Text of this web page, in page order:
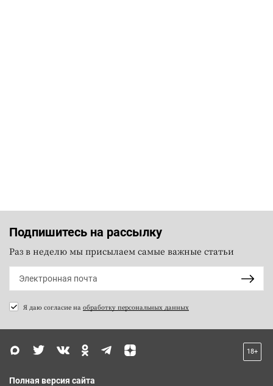
Подпишитесь на рассылку
Раз в неделю мы присылаем самые важные статьи
Я даю согласие на обработку персональных данных
18+
Полная версия сайта